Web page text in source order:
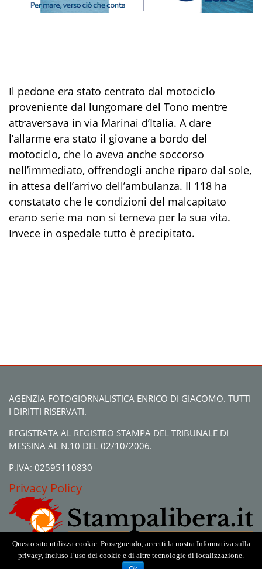
Il pedone era stato centrato dal motociclo
proveniente dal lungomare del Tono mentre
attraversava in via Marinai d’Italia. A dare
l’allarme era stato il giovane a bordo del
motociclo, che lo aveva anche soccorso
nell’immediato, offrendogli anche riparo dal sole,
in attesa dell’arrivo dell’ambulanza. Il 118 ha
constatato che le condizioni del malcapitato
erano serie ma non si temeva per la sua vita.
Invece in ospedale tutto è precipitato.
AGENZIA FOTOGIORNALISTICA ENRICO DI GIACOMO. TUTTI
I DIRITTI RISERVATI.
REGISTRATA AL REGISTRO STAMPA DEL TRIBUNALE DI
MESSINA AL N.10 DEL 02/10/2006.
P.IVA: 02595110830
Privacy Policy
Questo sito utilizza cookie. Proseguendo, accetti la nostra Informativa sulla
privacy, incluso l’uso dei cookie e di altre tecnologie di localizzazione.